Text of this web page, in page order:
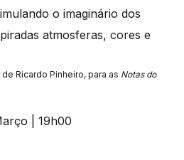
o imaginário dos
atmosferas, cores e
Ricardo Pinheiro, para as Notas do